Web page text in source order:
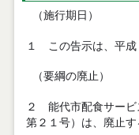
（施行期日）
１ この告示は、平成
（要綱の廃止）
２ 能代市配食サービ
第２１号）は、廃止す